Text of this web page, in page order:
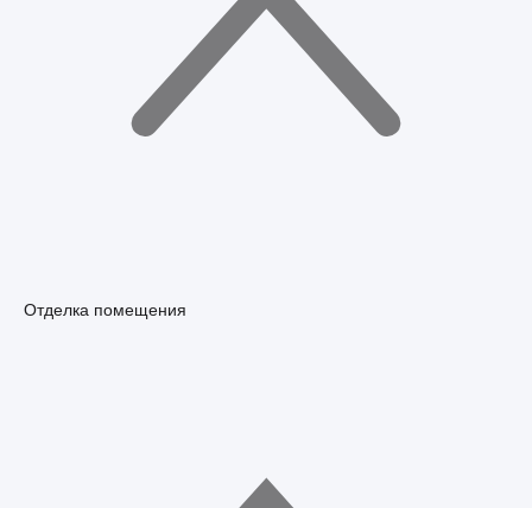
Отделка помещения